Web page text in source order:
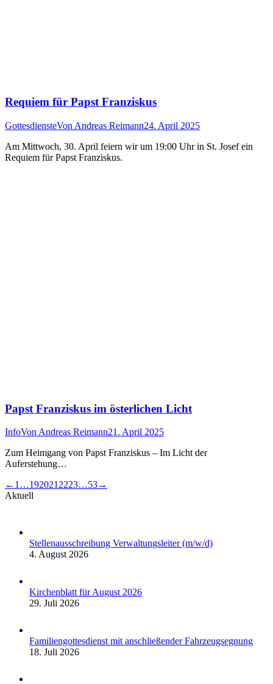
Requiem für Papst Franziskus
GottesdiensteVon Andreas Reimann24. April 2025
Am Mittwoch, 30. April feiern wir um 19:00 Uhr in St. Josef ein
Requiem für Papst Franziskus.
Papst Franziskus im österlichen Licht
InfoVon Andreas Reimann21. April 2025
Zum Heimgang von Papst Franziskus – Im Licht der
Auferstehung…
← 1 …192021 2223…53→
Aktuell
Stellenausschreibung Verwaltungsleiter (m/w/d)
4. August 2026
Kirchenblatt für August 2026
29. Juli 2026
Familiengottesdienst mit anschließender Fahrzeugsegnung
18. Juli 2026